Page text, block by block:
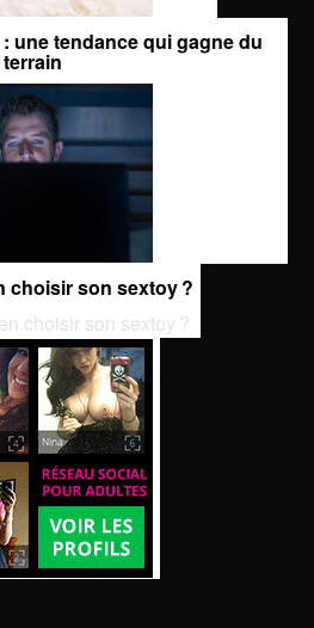
une tendance qui gagne du
terrain
choisir son sextoy ?